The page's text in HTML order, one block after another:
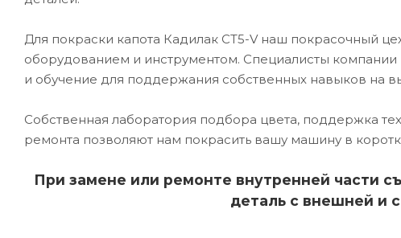
Для покраски капота Кадилак CT5-V наш покрасочный
оборудованием и инструментом. Специалисты
и обучение для поддержания собственных навыков на
Собственная лаборатория подбора цвета, поддержка
ремонта позволяют нам покрасить вашу машину в
При замене или ремонте внутренней части
деталь с внешней и